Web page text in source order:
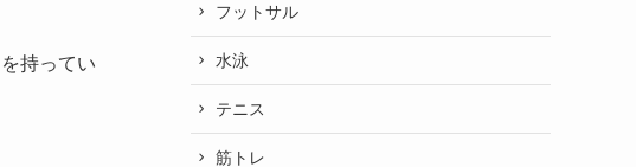
持ってい
フットサル
水泳
テニス
筋トレ